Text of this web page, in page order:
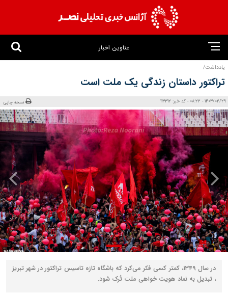
عناوین اخبار
یادداشت/
تراکتور داستان زندگی یک ملت است
1403/02/29 - 08:22 - کد خبر: 113312 نسخه چاپی
در سال ۱۳۴۹، کمتر کسی فکر می‌کرد که باشگاه تازه تاسیس تراکتور در شهر تبریز
، تبدیل به نماد هویت خواهی ملت تُرک شود.